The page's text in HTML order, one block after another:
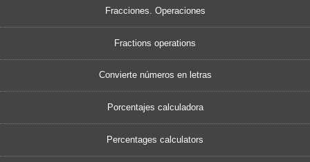
Fracciones. Operaciones
Fractions operations
Convierte números en letras
Porcentajes calculadora
Percentages calculators